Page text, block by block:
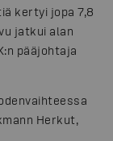
kertyi jopa 7,8
jatkui alan
pääjohtaja
Herkut,